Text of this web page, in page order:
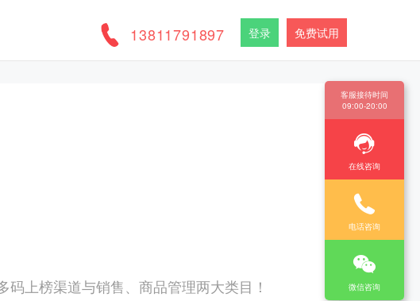
13811791897 登录 免费试用
客服接待时间
09:00-20:00
在线咨询
电话咨询
微信咨询
码上榜渠道与销售、商品管理两大类目！